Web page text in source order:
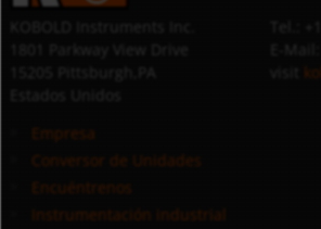
Empresa
Conversor de Unidades
Encuéntrenos
Instrumentación industrial